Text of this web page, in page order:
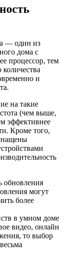
— один из
дома с
процессор, тем
и
на такие
(чем выше,
эффективнее
Кроме того,
обновления
могут
более
в умном доме
видео, онлайн
то выбор